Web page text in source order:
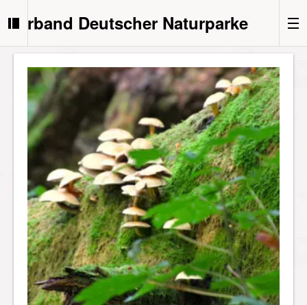
Verband Deutscher Naturparke